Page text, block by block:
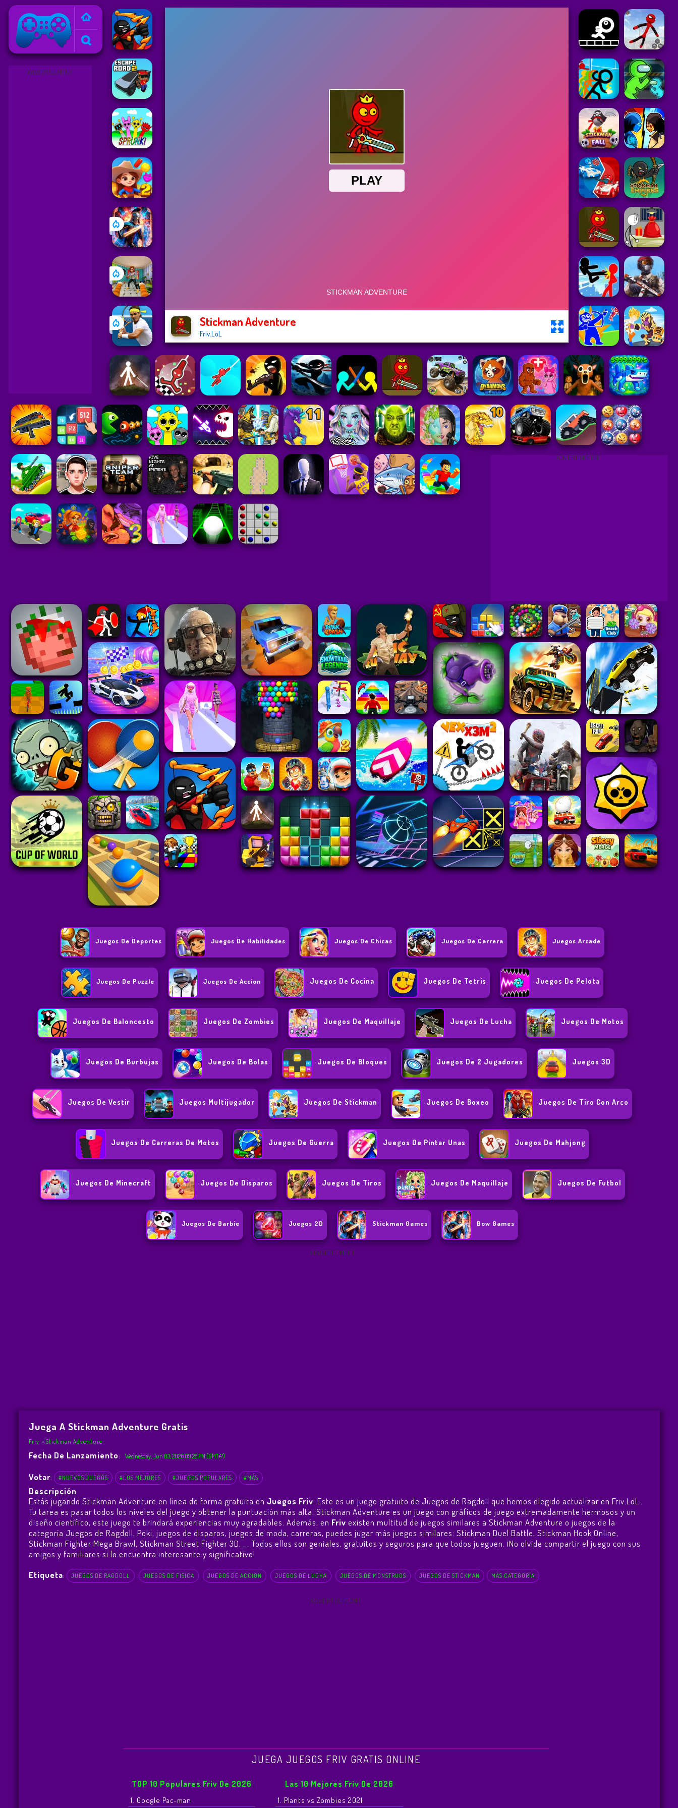
ADVERTISEMENT
Stickman Adventure
Friv.LoL
ADVERTISEMENT
Juegos De Deportes Juegos De Habilidades Juegos De Chicas Juegos De Carrera Juegos Arcade
Juegos De Puzzle Juegos De Accion Juegos De Cocina Juegos De Tetris Juegos De Pelota
Juegos De Baloncesto Juegos De Zombies Juegos De Maquillaje Juegos De Lucha Juegos De Motos
Juegos De Burbujas Juegos De Bolas Juegos De Bloques Juegos De 2 Jugadores Juegos 3D
Juegos De Vestir Juegos Multijugador Juegos De Stickman Juegos De Boxeo Juegos De Tiro Con Arco
Juegos De Carreras De Motos Juegos De Guerra Juegos De Pintar Unas Juegos De Mahjong
Juegos De Minecraft Juegos De Disparos Juegos De Tiros Juegos De Maquillaje Juegos De Futbol
Juegos De Barbie Juegos 2D Stickman Games Bow Games
ADVERTISEMENT
Juega A Stickman Adventure Gratis
Friv Stickman Adventure
Fecha De Lanzamiento: Wednesday, Jun 03, 2026 09:25 PM (GMT+7)
Votar: #NUEVOS JUEGOS #LOS MEJORES #JUEGOS POPULARES #MÁS
Descripción
Estás jugando Stickman Adventure en línea de forma gratuita en Juegos Friv . Este es un juego gratuito de Juegos de Ragdoll que hemos elegido actualizar en Friv.LoL.
Tu tarea es pasar todos los niveles del juego y obtener la puntuación más alta. Stickman Adventure es un juego con gráficos de juego extremadamente hermosos y un
diseño científico, este juego te brindará experiencias muy agradables. Además, en Friv existen multitud de juegos similares a Stickman Adventure o juegos de la
categoría Juegos de Ragdoll, Poki, juegos de disparos, juegos de moda, carreras, puedes jugar más juegos similares: Stickman Duel Battle, Stickman Hook Online,
Stickman Fighter Mega Brawl, Stickman Street Fighter 3D, ... Todos ellos son geniales, gratuitos y seguros para que todos jueguen. ¡No olvide compartir el juego con sus
amigos y familiares si lo encuentra interesante y significativo!
Etiqueta: JUEGOS DE RAGDOLL JUEGOS DE FISICA JUEGOS DE ACCION JUEGOS DE LUCHA JUEGOS DE MONSTRUOS JUEGOS DE STICKMAN MÁS CATEGORÍA
ADVERTISEMENT
JUEGA JUEGOS FRIV GRATIS ONLINE
TOP 10 Populares Friv De 2026
1. Google Pac-man
Las 10 Mejores Friv De 2026
1. Plants vs Zombies 2021